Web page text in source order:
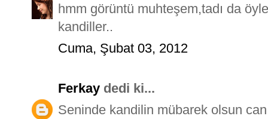
hmm görüntü muhteşem,tadı da
kandiller..
Cuma, Şubat 03, 2012
Ferkay dedi ki...
Seninde kandilin mübarek olsun